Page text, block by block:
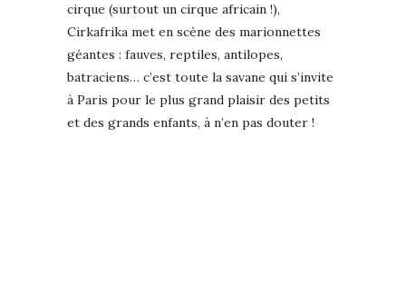
cirque (surtout un cirque africain !),
Cirkafrika met en scène des marionnettes
géantes : fauves, reptiles, antilopes,
batraciens… c’est toute la savane qui s’invite
à Paris pour le plus grand plaisir des petits
et des grands enfants, à n’en pas douter !